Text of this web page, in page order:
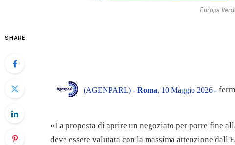
Europa
SHARE
(AGENPARL) - Roma, 10 Maggio 2026 -
«La proposta di aprire un negoziato per porre fine
deve essere valutata con la massima attenzione